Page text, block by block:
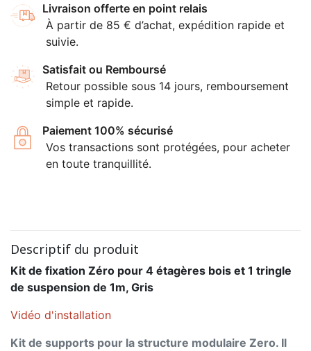
Livraison offerte en point relais
À partir de 85 € d’achat, expédition rapide et
suivie.
Satisfait ou Remboursé
Retour possible sous 14 jours, remboursement
simple et rapide.
Paiement 100% sécurisé
Vos transactions sont protégées, pour acheter
en toute tranquillité.
Descriptif du produit
Kit de fixation Zéro pour 4 étagères bois et 1 tringle
de suspension de 1m, Gris
Vidéo d'installation
Kit de supports pour la structure modulaire Zero. Il